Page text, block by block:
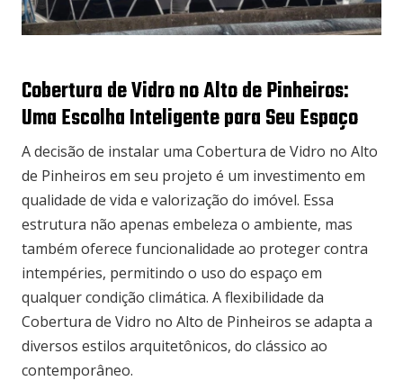
Cobertura de Vidro no Alto de Pinheiros:
Uma Escolha Inteligente para Seu Espaço
A decisão de instalar uma Cobertura de Vidro no Alto
de Pinheiros em seu projeto é um investimento em
qualidade de vida e valorização do imóvel. Essa
estrutura não apenas embeleza o ambiente, mas
também oferece funcionalidade ao proteger contra
intempéries, permitindo o uso do espaço em
qualquer condição climática. A flexibilidade da
Cobertura de Vidro no Alto de Pinheiros se adapta a
diversos estilos arquitetônicos, do clássico ao
contemporâneo.